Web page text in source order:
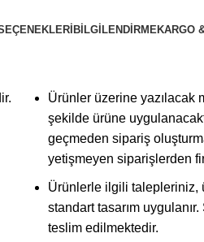
BILGILENDIRME KARGO
Ürünler üzerine yazılacak
şekilde ürüne
geçmeden sipariş
yetişmeyen siparişlerden
Ürünlerle ilgili talepleriniz,
standart tasarım
teslim edilmektedir.